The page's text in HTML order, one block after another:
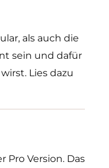
als auch die
sein und dafür
Lies dazu
Pro Version. Das